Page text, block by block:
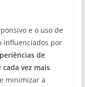
e o uso de
influenciados por
de
vez mais
minimizar a